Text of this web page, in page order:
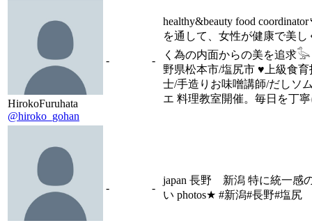
HirokoFuruhata
@hiroko_gohan
- -
healthy&beauty food
を通して、女性が健康で美し
く為の内面からの美を追求
野県松本市/塩尻市 ♥︎上級食育
士/手造りお味噌講師/だしソ
エ 料理教室開催。毎日を丁
- -
japan 長野 新潟 特に統一感
い photos★ #新潟#長野#塩尻